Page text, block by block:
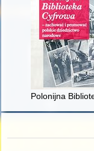
Polonijna